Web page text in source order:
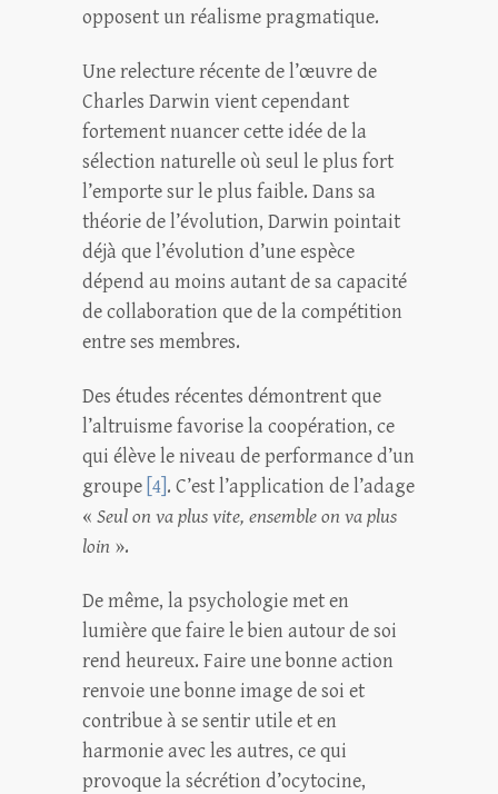
opposent un réalisme pragmatique.
Une relecture récente de l’œuvre de
Charles Darwin vient cependant
fortement nuancer cette idée de la
sélection naturelle où seul le plus fort
l’emporte sur le plus faible. Dans sa
théorie de l’évolution, Darwin pointait
déjà que l’évolution d’une espèce
dépend au moins autant de sa capacité
de collaboration que de la compétition
entre ses membres.
Des études récentes démontrent que
l’altruisme favorise la coopération, ce
qui élève le niveau de performance d’un
groupe [4] . C’est l’application de l’adage
« Seul on va plus vite, ensemble on va plus
loin ».
De même, la psychologie met en
lumière que faire le bien autour de soi
rend heureux. Faire une bonne action
renvoie une bonne image de soi et
contribue à se sentir utile et en
harmonie avec les autres, ce qui
provoque la sécrétion d’ocytocine,